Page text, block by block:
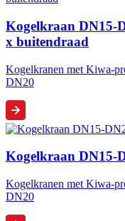
Kogelkraan DN15-
x buitendraad
Kogelkranen met Kiwa-
DN20
Kogelkraan DN15-
Kogelkranen met Kiwa-
DN20